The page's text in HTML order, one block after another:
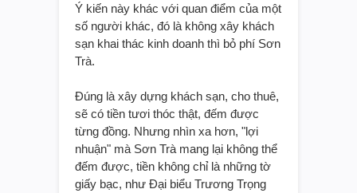
Ý kiến này khác với quan điểm của một
số người khác, đó là không xây khách
sạn khai thác kinh doanh thì bỏ phí Sơn
Trà.
Đúng là xây dựng khách sạn, cho thuê,
sẽ có tiền tươi thóc thật, đếm được
từng đồng. Nhưng nhìn xa hơn, "lợi
nhuận" mà Sơn Trà mang lại không thể
đếm được, tiền không chỉ là những tờ
giấy bạc, như Đại biểu Trương Trọng